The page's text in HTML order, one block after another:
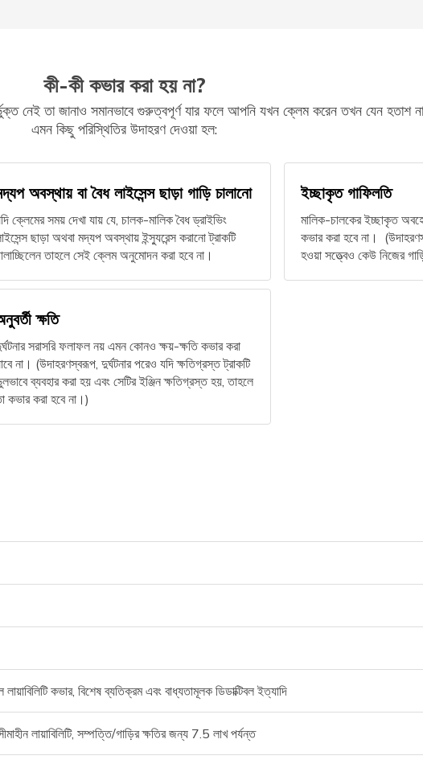
কী-কী কভার করা হয় না?
নেই তা জানাও সমানভাবে গুরুত্বপূর্ণ যার ফলে আপনি যখন ক্লেম করেন তখন যেন হতাশ
এমন কিছু পরিস্থিতির উদাহরণ দেওয়া হল:
অবস্থায় বা বৈধ লাইসেন্স ছাড়া গাড়ি চালানো
ক্লেমের সময় দেখা যায় যে, চালক-মালিক বৈধ ড্রাইভিং
ছাড়া অথবা মদ্যপ অবস্থায় ইন্স্যুরেন্স করানো ট্রাকটি
তাহলে সেই ক্লেম অনুমোদন করা হবে না।
ইচ্ছাকৃত গাফিলতি
মালিক-চালকের ইচ্ছাকৃত
কভার করা হবে না।
হওয়া সত্ত্বেও কেউ নিজের
ক্ষতি
সরাসরি ফলাফল নয় এমন কোনও ক্ষয়-ক্ষতি কভার করা
না। (উদাহরণস্বরূপ, দুর্ঘটনার পরেও যদি ক্ষতিগ্রস্ত ট্রাকটি
ব্যবহার করা হয় এবং সেটির ইঞ্জিন ক্ষতিগ্রস্ত হয়, তাহলে
কভার করা হবে না।)
কভার, বিশেষ ব্যতিক্রম এবং বাধ্যতামূলক ডিডাক্টিবল ইত্যাদি
লায়াবিলিটি, সম্পত্তি/গাড়ির ক্ষতির জন্য 7.5 লাখ পর্যন্ত